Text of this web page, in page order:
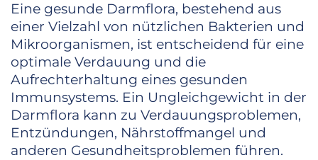
Eine gesunde Darmflora, bestehend aus
einer Vielzahl von nützlichen Bakterien und
Mikroorganismen, ist entscheidend für eine
optimale Verdauung und die
Aufrechterhaltung eines gesunden
Immunsystems. Ein Ungleichgewicht in der
Darmflora kann zu Verdauungsproblemen,
Entzündungen, Nährstoffmangel und
anderen Gesundheitsproblemen führen.